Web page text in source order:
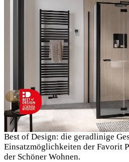
Best of Design: die geradlinige
Einsatzmöglichkeiten der Favorit
der Schöner Wohnen.